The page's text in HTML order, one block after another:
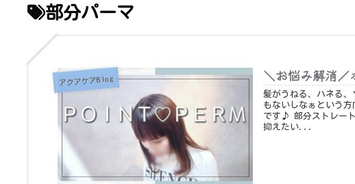
部分パーマ
アクアケアBlog ＼お悩み解消／
髪がうねる、ハネる
もないしなぁという
です♪ 部分ストレートはこんな方にオススメ↓↓ ★毛先のハネやうねりを
抑えたい...